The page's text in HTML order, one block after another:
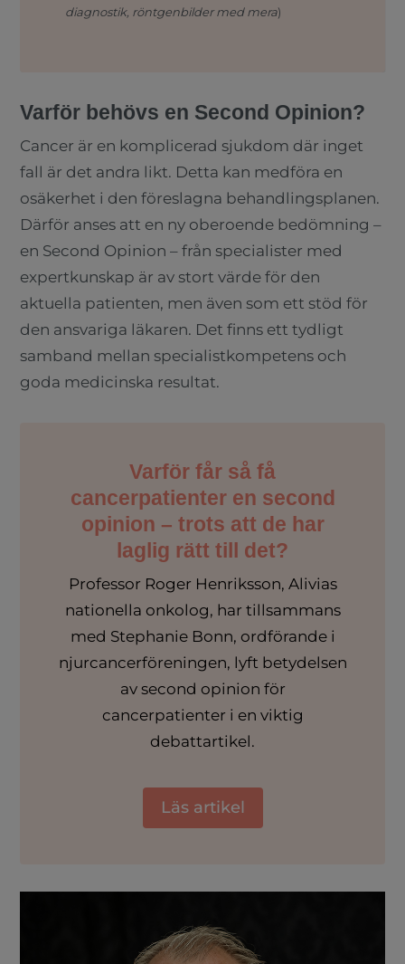
diagnostik, röntgenbilder med mera)
Varför behövs en Second Opinion?
Cancer är en komplicerad sjukdom där inget
fall är det andra likt. Detta kan medföra en
osäkerhet i den föreslagna behandlingsplanen.
Därför anses att en ny oberoende bedömning –
en Second Opinion – från specialister med
expertkunskap är av stort värde för den
aktuella patienten, men även som ett stöd för
den ansvariga läkaren. Det finns ett tydligt
samband mellan specialistkompetens och
goda medicinska resultat.
Varför får så få
cancerpatienter en second
opinion – trots att de har
laglig rätt till det?
Professor Roger Henriksson, Alivias
nationella onkolog, har tillsammans
med Stephanie Bonn, ordförande i
njurcancerföreningen, lyft betydelsen
av second opinion för
cancerpatienter i en viktig
debattartikel.
Läs artikel